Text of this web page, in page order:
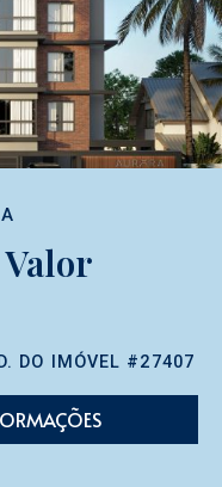
DO IMÓVEL #27407